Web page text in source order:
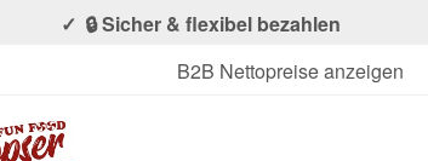
🔒 Sicher & flexibel bezahlen
B2B Nettopreise anzeigen